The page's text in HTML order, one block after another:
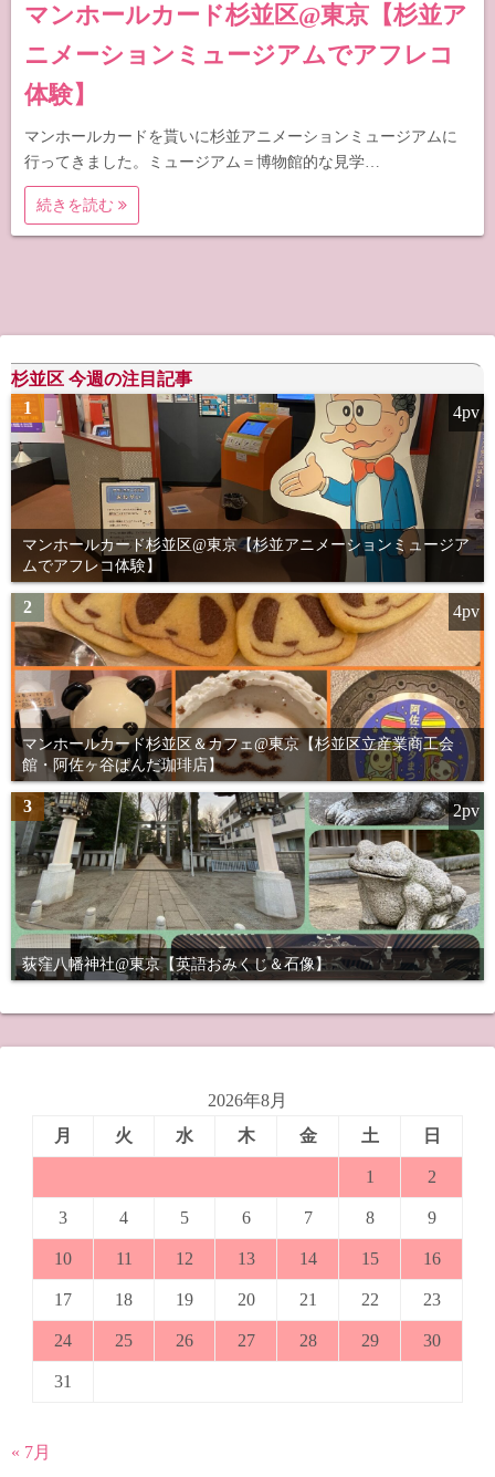
マンホールカード杉並区@東京【杉並ア
ニメーションミュージアムでアフレコ
体験】
マンホールカードを貰いに杉並アニメーションミュージアムに
行ってきました。ミュージアム＝博物館的な見学…
続きを読む
杉並区 今週の注目記事
1
マンホールカード杉並区@東京【杉並アニメーションミュージア
ムでアフレコ体験】
4pv
2
マンホールカード杉並区＆カフェ@東京【杉並区立産業商工会
館・阿佐ヶ谷ぱんだ珈琲店】
4pv
3
荻窪八幡神社@東京【英語おみくじ＆石像】
2pv
2026年8月
月
火 水 木 金 土 日
1 2
3 4 5 6 7 8 9
10 11 12 13 14 15 16
17 18 19 20 21 22 23
24 25 26 27 28 29 30
31
« 7月